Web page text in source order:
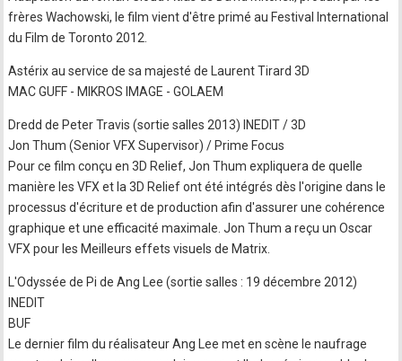
frères Wachowski, le film vient d'être primé au Festival International
du Film de Toronto 2012.
Astérix au service de sa majesté de Laurent Tirard 3D
MAC GUFF - MIKROS IMAGE - GOLAEM
Dredd de Peter Travis (sortie salles 2013) INEDIT / 3D
Jon Thum (Senior VFX Supervisor) / Prime Focus
Pour ce film conçu en 3D Relief, Jon Thum expliquera de quelle
manière les VFX et la 3D Relief ont été intégrés dès l'origine dans le
processus d'écriture et de production afin d'assurer une cohérence
graphique et une efficacité maximale. Jon Thum a reçu un Oscar
VFX pour les Meilleurs effets visuels de Matrix.
L'Odyssée de Pi de Ang Lee (sortie salles : 19 décembre 2012)
INEDIT
BUF
Le dernier film du réalisateur Ang Lee met en scène le naufrage